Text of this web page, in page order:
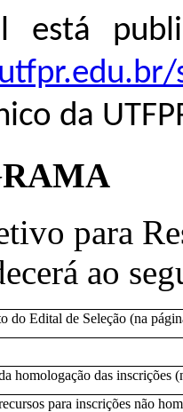
está
da
para
ao
do Edital de Seleção (na
homologação das inscrições
para inscrições não